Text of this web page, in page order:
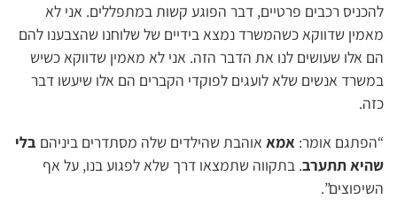
להכניס רכבים פרטיים, דבר הפוגע קשות במתפללים. אני לא
מאמין שדווקא כשהמשרד נמצא בידיים של שלוחנו שהצבענו להם
הם אלו שעושים לנו את הדבר הזה. אני לא מאמין שדווקא כשיש
במשרד אנשים שלא לועגים לפוקדי הקברים הם אלו שיעשו דבר
כזה.
“הפתגם אומר: אמא אוהבת שהילדים שלה מסתדרים ביניהם בלי
שהיא תתערב. בתקווה שתמצאו דרך שלא לפגוע בנו, על אף
השיפוצים”.